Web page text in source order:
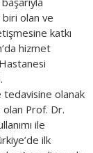
biri olan ve
katkı
hizmet
tedavisine olanak
Prof. Dr.
ile
ilk